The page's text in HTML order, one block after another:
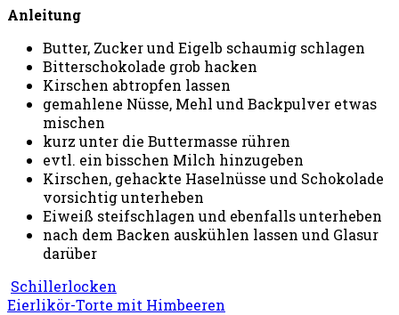
Anleitung
Butter, Zucker und Eigelb schaumig schlagen
Bitterschokolade grob hacken
Kirschen abtropfen lassen
gemahlene Nüsse, Mehl und Backpulver etwas
mischen
kurz unter die Buttermasse rühren
evtl. ein bisschen Milch hinzugeben
Kirschen, gehackte Haselnüsse und Schokolade
vorsichtig unterheben
Eiweiß steifschlagen und ebenfalls unterheben
nach dem Backen auskühlen lassen und Glasur
darüber
Schillerlocken
Eierlikör-Torte mit Himbeeren